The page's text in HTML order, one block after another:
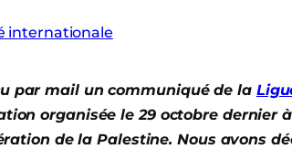
internationale
par mail un communiqué de la
organisée le 29 octobre dernier
de la Palestine. Nous avons